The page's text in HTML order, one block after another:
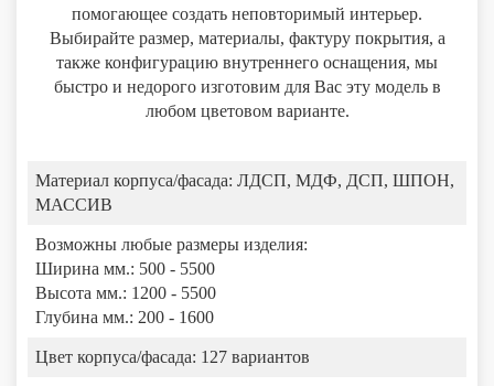
помогающее создать неповторимый интерьер.
Выбирайте размер, материалы, фактуру покрытия, а
также конфигурацию внутреннего оснащения, мы
быстро и недорого изготовим для Вас эту модель в
любом цветовом варианте.
Материал корпуса/фасада: ЛДСП, МДФ, ДСП, ШПОН,
МАССИВ
Возможны любые размеры изделия:
Ширина мм.: 500 - 5500
Высота мм.: 1200 - 5500
Глубина мм.: 200 - 1600
Цвет корпуса/фасада: 127 вариантов